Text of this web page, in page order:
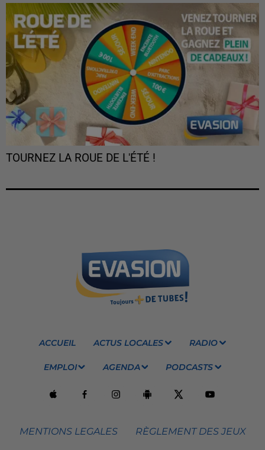
TOURNEZ LA ROUE DE L'ÉTÉ !
ACCUEIL ACTUS LOCALES RADIO
EMPLOI AGENDA PODCASTS
MENTIONS LEGALES RÈGLEMENT DES JEUX